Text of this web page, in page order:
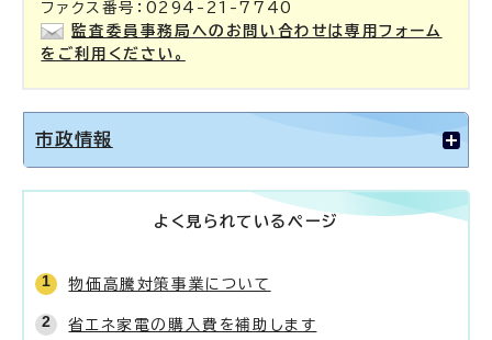
ファクス番号：0294-21-7740
監査委員事務局へのお問い合わせは専用フォーム
をご利用ください。
市政情報
よく見られているページ
物価高騰対策事業について
省エネ家電の購入費を補助します